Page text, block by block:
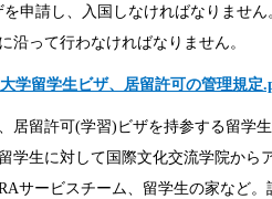
を申請し、入国しなければなりませ
沿って行わなければなりません。
学留学生ビザ、居留許可の管理規定
居留許可(学習) ビザを持参する留学
学生に対して国際文化交流学院か
サービスチーム、留学生の家など